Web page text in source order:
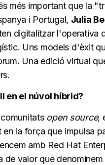
més important que la
i Portugal, Julia
digitalitzar l'operativa
Uns models d'èxit
Una edició virtual
en el núvol híbrid?
open source,
la força que impulsa
amb Red Hat
valor que